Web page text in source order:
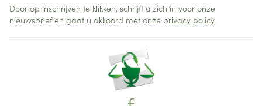
Door op inschrijven te klikken, schrijft u zich in voor onze
nieuwsbrief en gaat u akkoord met onze privacy policy.